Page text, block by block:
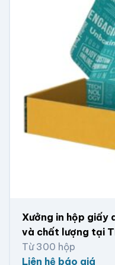
quả. Khi lựa chọn
cứng, hộp carton, hộp
số lượng lớn trong thời
tiết kiệm đáng kể chi
các tấm Offset lăn
lớp mực chồng lên
Xưởng in hộp giấy
và chất lượng tại
Từ 300 hộp
Liên hệ báo giá